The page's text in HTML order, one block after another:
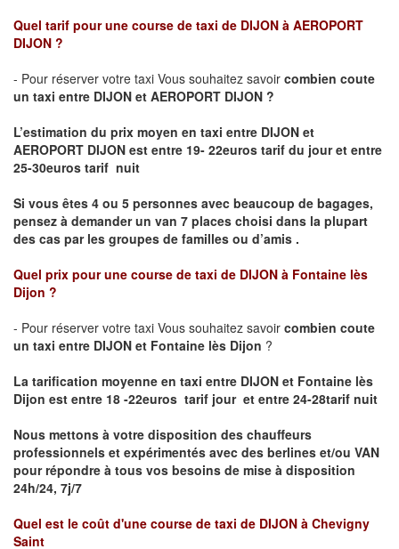
Quel tarif pour une course de taxi de DIJON à AEROPORT
DIJON ?
- Pour réserver votre taxi Vous souhaitez savoir combien coute
un taxi entre DIJON et AEROPORT DIJON ?
L’estimation du prix moyen en taxi entre DIJON et
AEROPORT DIJON est entre 19- 22euros tarif du jour et entre
25-30euros tarif nuit
Si vous êtes 4 ou 5 personnes avec beaucoup de bagages,
pensez à demander un van 7 places choisi dans la plupart
des cas par les groupes de familles ou d’amis .
Quel prix pour une course de taxi de DIJON à Fontaine lès
Dijon ?
- Pour réserver votre taxi Vous souhaitez savoir combien coute
un taxi entre DIJON et Fontaine lès Dijon ?
La tarification moyenne en taxi entre DIJON et Fontaine lès
Dijon est entre 18 -22euros tarif jour et entre 24-28tarif nuit
Nous mettons à votre disposition des chauffeurs
professionnels et expérimentés avec des berlines et/ou VAN
pour répondre à tous vos besoins de mise à disposition
24h/24, 7j/7
Quel est le coût d'une course de taxi de DIJON à Chevigny
Saint